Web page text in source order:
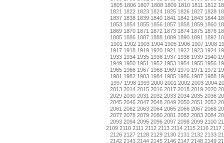
1805 1806 1807 1808 1809 1810 1811 1812
1821 1822 1823 1824 1825 1826 1827 1828
1837 1838 1839 1840 1841 1842 1843 1844
1853 1854 1855 1856 1857 1858 1859 1860
1869 1870 1871 1872 1873 1874 1875 1876
1885 1886 1887 1888 1889 1890 1891 1892
1901 1902 1903 1904 1905 1906 1907 1908
1917 1918 1919 1920 1921 1922 1923 1924
1933 1934 1935 1936 1937 1938 1939 1940
1949 1950 1951 1952 1953 1954 1955 1956
1965 1966 1967 1968 1969 1970 1971 1972
1981 1982 1983 1984 1985 1986 1987 1988
1997 1998 1999 2000 2001 2002 2003 2004
2013 2014 2015 2016 2017 2018 2019 2020
2029 2030 2031 2032 2033 2034 2035 2036
2045 2046 2047 2048 2049 2050 2051 2052
2061 2062 2063 2064 2065 2066 2067 2068
2077 2078 2079 2080 2081 2082 2083 2084
2093 2094 2095 2096 2097 2098 2099 2100
2109 2110 2111 2112 2113 2114 2115 2116 2117
2126 2127 2128 2129 2130 2131 2132 2133
2142 2143 2144 2145 2146 2147 2148 2149